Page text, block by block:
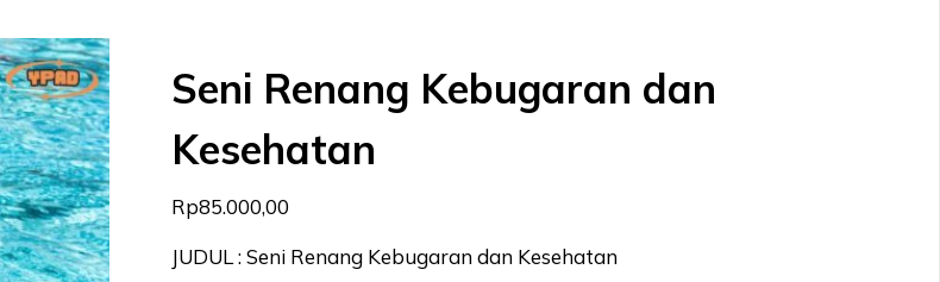
Seni Renang Kebugaran dan
Kesehatan
Rp85.000,00
JUDUL : Seni Renang Kebugaran dan Kesehatan